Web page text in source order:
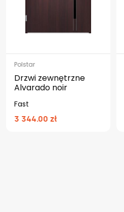
Polstar
Drzwi zewnętrzne
Alvarado noir
Fast
3 344.00 zł